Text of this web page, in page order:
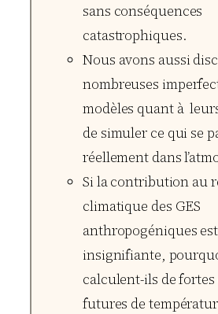
sans conséquences
catastrophiques.
Nous avons aussi
nombreuses
modèles quant à
de simuler ce qui se
réellement dans
Si la contribution au
climatique des GES
anthropogéniques
insignifiante,
calculent-ils de
futures de